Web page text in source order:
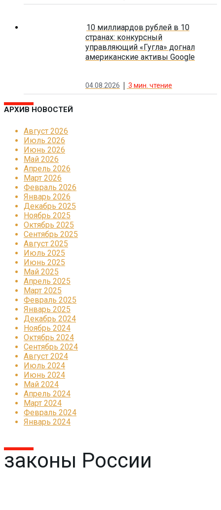
10 миллиардов рублей в 10
странах: конкурсный
управляющий «Гугла» догнал
американские активы Google
04.08.2026 3 мин. чтение
АРХИВ НОВОСТЕЙ
Август 2026
Июль 2026
Июнь 2026
Май 2026
Апрель 2026
Март 2026
Февраль 2026
Январь 2026
Декабрь 2025
Ноябрь 2025
Октябрь 2025
Сентябрь 2025
Август 2025
Июль 2025
Июнь 2025
Май 2025
Апрель 2025
Март 2025
Февраль 2025
Январь 2025
Декабрь 2024
Ноябрь 2024
Октябрь 2024
Сентябрь 2024
Август 2024
Июль 2024
Июнь 2024
Май 2024
Апрель 2024
Март 2024
Февраль 2024
Январь 2024
законы России